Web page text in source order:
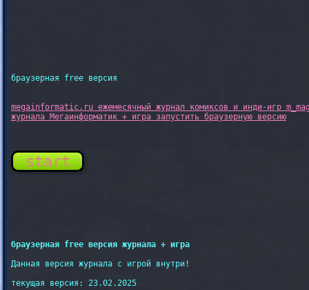
браузерная free версия
megainformatic.ru ежемесячный журнал комиксов и инди-игр
start
браузерная free версия журнала + игра
Данная версия журнала с игрой внутри!
текущая версия: 23.02.2025